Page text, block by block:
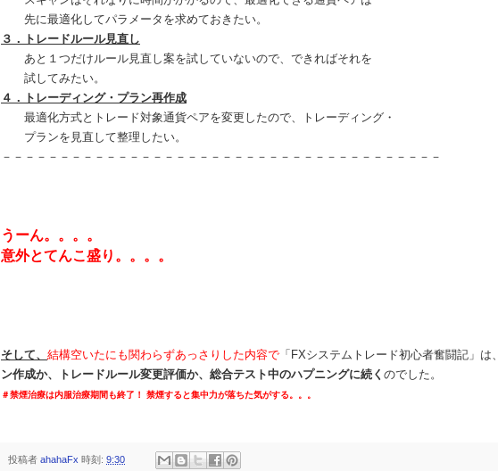
先に最適化してパラメータを求めておきたい。
３．トレードルール見直し
あと１つだけルール見直し案を試していないので、できればそれを
試してみたい。
４．トレーディング・プラン再作成
最適化方式とトレード対象通貨ペアを変更したので、トレーディング・
プランを見直して整理したい。
－－－－－－－－－－－－－－－－－－－－－－－－－－－－－－－－－－－－－－
うーん。。。。
意外とてんこ盛り。。。。
そして、 結構空いたにも関わらずあっさりした内容で 「FXシステムトレード初心者奮闘記」は、
ン作成か、トレードルール変更評価か、総合テスト中のハプニングに続く のでした。
＃禁煙治療は内服治療期間も終了！ 禁煙すると集中力が落ちた気がする。。。
投稿者 ahahaFx 時刻: 9:30